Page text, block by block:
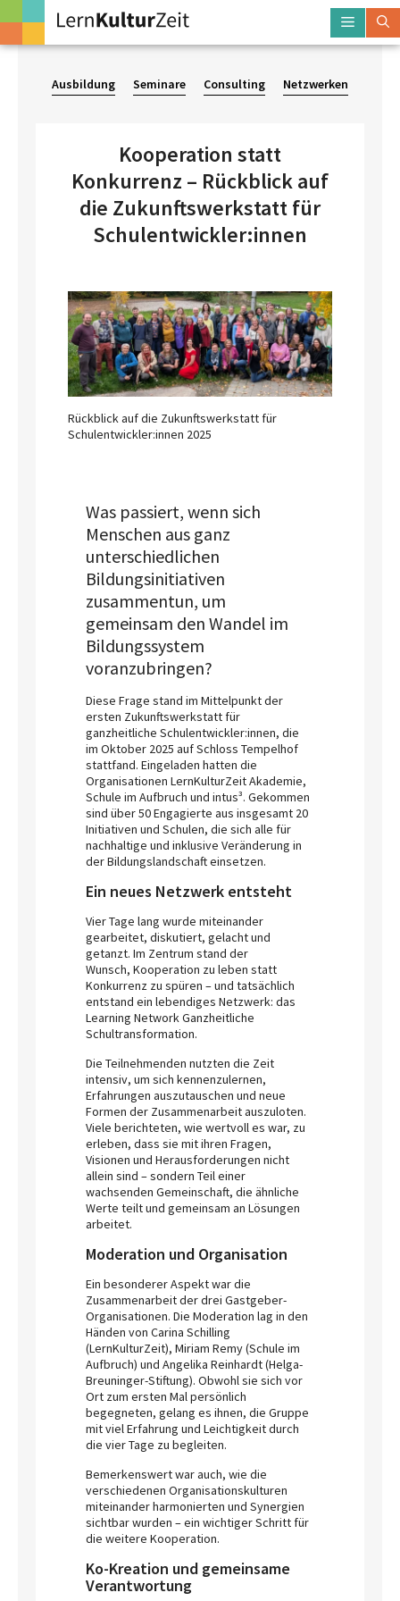
Inhalt
Menü
Ausbildung Seminare Consulting Netzwerken
Kooperation statt
Konkurrenz – Rückblick auf
die Zukunftswerkstatt für
Schulentwickler:innen
Rückblick auf die Zukunftswerkstatt für
Schulentwickler:innen 2025
Was passiert, wenn sich
Menschen aus ganz
unterschiedlichen
Bildungsinitiativen
zusammentun, um
gemeinsam den Wandel im
Bildungssystem
voranzubringen?
Diese Frage stand im Mittelpunkt der
ersten Zukunftswerkstatt für
ganzheitliche Schulentwickler:innen, die
im Oktober 2025 auf Schloss Tempelhof
stattfand. Eingeladen hatten die
Organisationen LernKulturZeit Akademie,
Schule im Aufbruch und intus³. Gekommen
sind über 50 Engagierte aus insgesamt 20
Initiativen und Schulen, die sich alle für
nachhaltige und inklusive Veränderung in
der Bildungslandschaft einsetzen.
Ein neues Netzwerk entsteht
Vier Tage lang wurde miteinander
gearbeitet, diskutiert, gelacht und
getanzt. Im Zentrum stand der
Wunsch, Kooperation zu leben statt
Konkurrenz zu spüren – und tatsächlich
entstand ein lebendiges Netzwerk: das
Learning Network Ganzheitliche
Schultransformation.
Die Teilnehmenden nutzten die Zeit
intensiv, um sich kennenzulernen,
Erfahrungen auszutauschen und neue
Formen der Zusammenarbeit auszuloten.
Viele berichteten, wie wertvoll es war, zu
erleben, dass sie mit ihren Fragen,
Visionen und Herausforderungen nicht
allein sind – sondern Teil einer
wachsenden Gemeinschaft, die ähnliche
Werte teilt und gemeinsam an Lösungen
arbeitet.
Moderation und Organisation
Ein besonderer Aspekt war die
Zusammenarbeit der drei Gastgeber-
Organisationen. Die Moderation lag in den
Händen von Carina Schilling
(LernKulturZeit), Miriam Remy (Schule im
Aufbruch) und Angelika Reinhardt (Helga-
Breuninger-Stiftung). Obwohl sie sich vor
Ort zum ersten Mal persönlich
begegneten, gelang es ihnen, die Gruppe
mit viel Erfahrung und Leichtigkeit durch
die vier Tage zu begleiten.
Bemerkenswert war auch, wie die
verschiedenen Organisationskulturen
miteinander harmonierten und Synergien
sichtbar wurden – ein wichtiger Schritt für
die weitere Kooperation.
Ko-Kreation und gemeinsame
Verantwortung